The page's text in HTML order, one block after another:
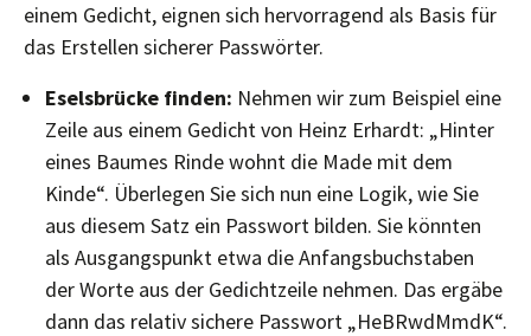
einem Gedicht, eignen sich hervorragend als Basis für
das Erstellen sicherer Passwörter.
Eselsbrücke finden: Nehmen wir zum Beispiel eine
Zeile aus einem Gedicht von Heinz Erhardt: „Hinter
eines Baumes Rinde wohnt die Made mit dem
Kinde“. Überlegen Sie sich nun eine Logik, wie Sie
aus diesem Satz ein Passwort bilden. Sie könnten
als Ausgangspunkt etwa die Anfangsbuchstaben
der Worte aus der Gedichtzeile nehmen. Das ergäbe
dann das relativ sichere Passwort „HeBRwdMmdK“.